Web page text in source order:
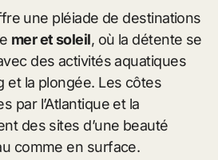
une pléiade de destinations
mer et soleil, où la détente se
des activités aquatiques
et la plongée. Les côtes
par l’Atlantique et la
des sites d’une beauté
comme en surface.